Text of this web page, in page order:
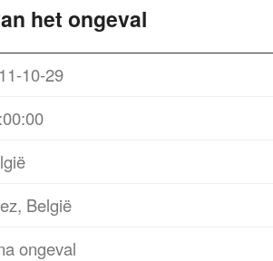
het ongeval
10-29
België
ongeval